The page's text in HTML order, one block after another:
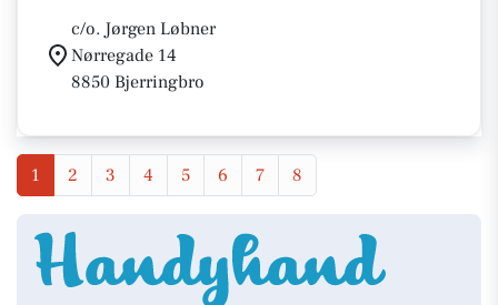
c/o. Jørgen Løbner
Nørregade 14
8850 Bjerringbro
1 2 3 4 5 6 7 8